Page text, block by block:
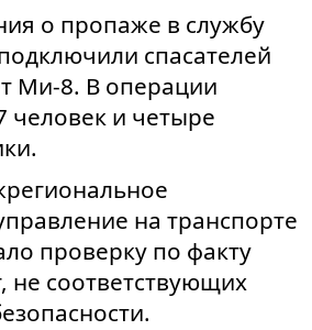
о пропаже в службу
спасателей
Ми-8. В операции
человек и четыре
на транспорте
проверку по факту
не соответствующих